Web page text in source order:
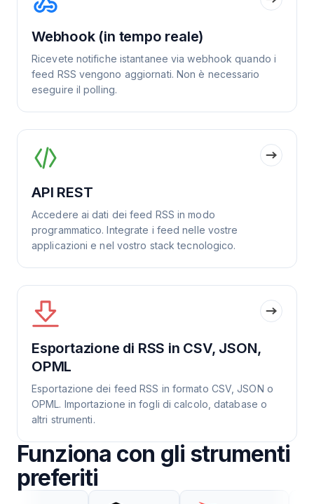
Webhook (in tempo reale)
Ricevete notifiche istantanee via webhook quando i
feed RSS vengono aggiornati. Non è necessario
eseguire il polling.
API REST
Accedere ai dati dei feed RSS in modo
programmatico. Integrate i feed nelle vostre
applicazioni e nel vostro stack tecnologico.
Esportazione di RSS in CSV, JSON,
OPML
Esportazione dei feed RSS in formato CSV, JSON o
OPML. Importazione in fogli di calcolo, database o
altri strumenti.
Funziona con gli strumenti
preferiti